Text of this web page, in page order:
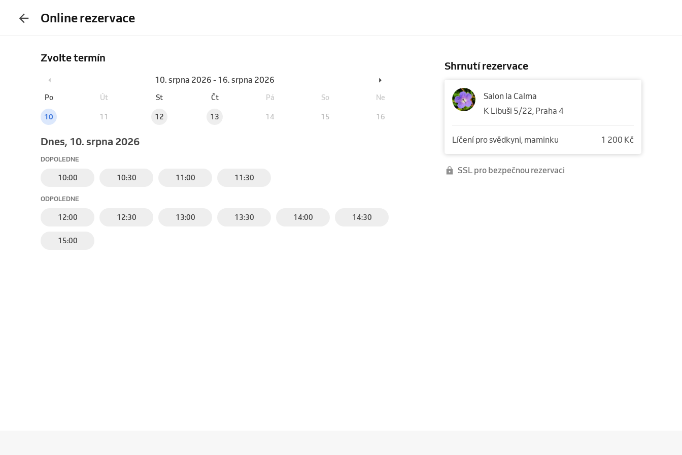
Online rezervace
Zvolte termín
10. srpna 2026 - 16. srpna 2026
Po Út St Čt Pá So Ne
10 11 12 13 14 15 16
Dnes, 10. srpna 2026
DOPOLEDNE
10:00 10:30 11:00 11:30
ODPOLEDNE
12:00 12:30 13:00 13:30 14:00 14:30
15:00
Shrnutí rezervace
Salon la Calma
K Libuši 5/22, Praha 4
Líčení pro svědkyni, maminku 1 200 Kč
SSL pro bezpečnou rezervaci